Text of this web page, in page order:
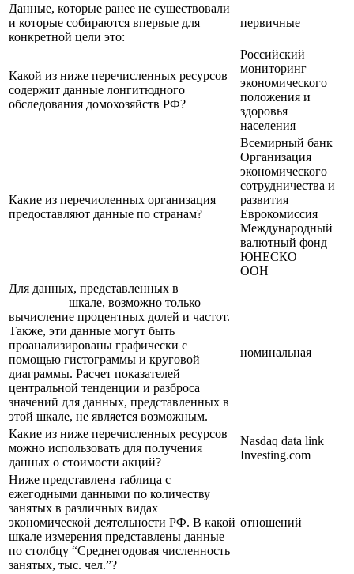
Данные, которые ранее не существовали
и которые собираются впервые для
конкретной цели это:
первичные
Какой из ниже перечисленных ресурсов
содержит данные лонгитюдного
обследования домохозяйств РФ?
Российский
мониторинг
экономического
положения и
здоровья
населения
Какие из перечисленных организация
предоставляют данные по странам?
Всемирный банк
Организация
экономического
сотрудничества и
развития
Еврокомиссия
Международный
валютный фонд
ЮНЕСКО
ООН
Для данных, представленных в
_________ шкале, возможно только
вычисление процентных долей и частот.
Также, эти данные могут быть
проанализированы графически с
помощью гистограммы и круговой
диаграммы. Расчет показателей
центральной тенденции и разброса
значений для данных, представленных в
этой шкале, не является возможным.
номинальная
Какие из ниже перечисленных ресурсов
можно использовать для получения
данных о стоимости акций?
Nasdaq data link
Investing.com
Hиже представлена таблица с
ежегодными данными по количеству
занятых в различных видах
экономической деятельности РФ. В какой
шкале измерения представлены данные
по столбцу “Среднегодовая численность
занятых, тыс. чел.”?
отношений